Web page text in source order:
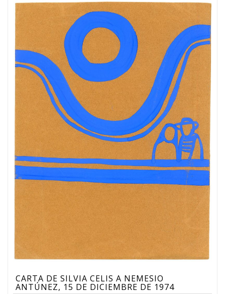
CARTA DE SILVIA CELIS A NEMESIO
ANTÚNEZ, 15 DE DICIEMBRE DE 1974